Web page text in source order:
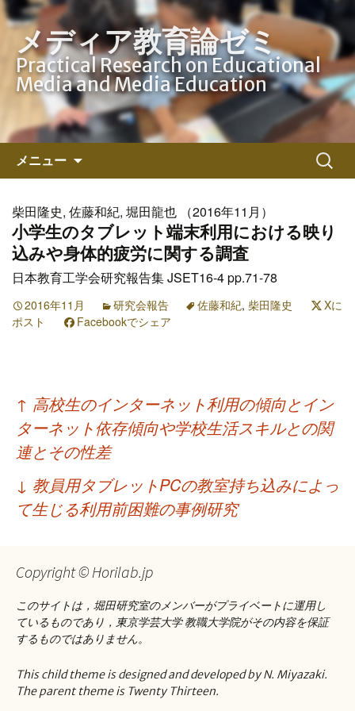
メディア教育論ゼミ
Practical Research on Educational
Media and Media Education
メニュー
ン
ツ
へ
ス
キ
ッ
プ
検
索:
柴田隆史, 佐藤和紀, 堀田龍也 （2016年11月）
小学生のタブレット端末利用における映り
込みや身体的疲労に関する調査
日本教育工学会研究報告集 JSET16-4 pp.71-78
2016年11月 研究会報告 佐藤和紀, 柴田隆史
Xに
ポスト
Facebookでシェア
投
稿
ナ
ビ
ゲ
シ
ョ
ン
↑ 高校生のインターネット利用の傾向とイン
ターネット依存傾向や学校生活スキルとの関
連とその性差
↓ 教員用タブレットPCの教室持ち込みによっ
て生じる利用前困難の事例研究
Copyright © Horilab.jp
このサイトは，堀田研究室のメンバーがプライベートに運用し
ているものであり，東京学芸大学 教職大学院がその内容を保証
するものではありません。
This child theme is designed and developed by N. Miyazaki.
The parent theme is Twenty Thirteen.